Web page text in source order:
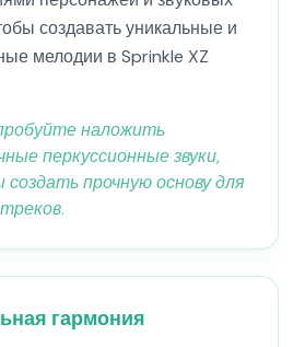
создавать уникальные и
мелодии в Sprinkle XZ
наложить
перкуссионные звуки,
прочную основу для
гармония